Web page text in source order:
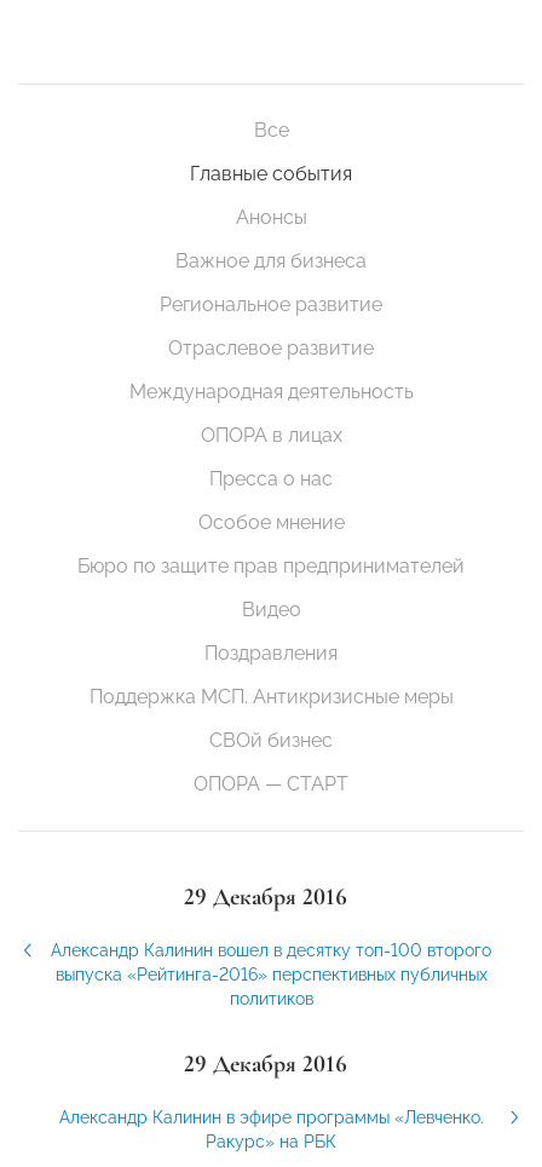
Все
Главные события
Анонсы
Важное для бизнеса
Региональное развитие
Отраслевое развитие
Международная деятельность
ОПОРА в лицах
Пресса о нас
Особое мнение
Бюро по защите прав предпринимателей
Видео
Поздравления
Поддержка МСП. Антикризисные меры
СВОй бизнес
ОПОРА — СТАРТ
29 Декабря 2016
Александр Калинин вошел в десятку топ-100 второго
выпуска «Рейтинга-2016» перспективных публичных
политиков
29 Декабря 2016
Александр Калинин в эфире программы «Левченко.
Ракурс» на РБК